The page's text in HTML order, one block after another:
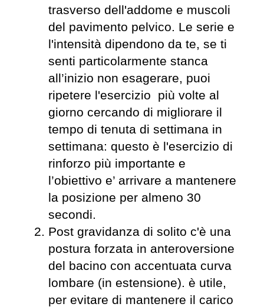
trasverso dell'addome e muscoli
del pavimento pelvico. Le serie e
l'intensità dipendono da te, se ti
senti particolarmente stanca
all’inizio non esagerare, puoi
ripetere l'esercizio più volte al
giorno cercando di migliorare il
tempo di tenuta di settimana in
settimana: questo è l'esercizio di
rinforzo più importante e
l’obiettivo e’ arrivare a mantenere
la posizione per almeno 30
secondi.
Post gravidanza di solito c'è una
postura forzata in anteroversione
del bacino con accentuata curva
lombare (in estensione). è utile,
per evitare di mantenere il carico